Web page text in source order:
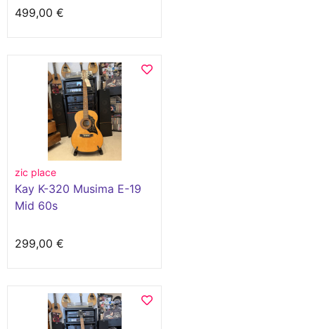
499,00 €
zic place
Kay K-320 Musima E-19
Mid 60s
299,00 €